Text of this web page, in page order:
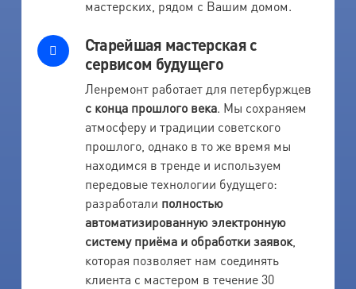
мастерских, рядом с Вашим домом.
Старейшая мастерская с
сервисом будущего
Ленремонт работает для петербуржцев
с конца прошлого века. Мы сохраняем
атмосферу и традиции советского
прошлого, однако в то же время мы
находимся в тренде и используем
передовые технологии будущего:
разработали полностью
автоматизированную электронную
систему приёма и обработки заявок,
которая позволяет нам соединять
клиента с мастером в течение 30